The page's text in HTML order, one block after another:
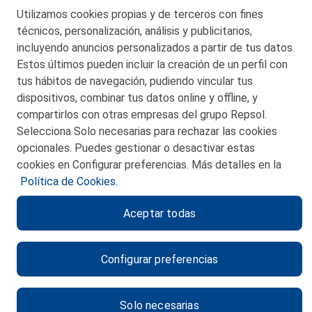
© 2026 Petronor S.A.
CONTACTO
MAPA WEB
POLITICA DE PRIVACIDAD
POLITICA DE COOKIES
CANAL DE ÉTICA
Utilizamos cookies propias y de terceros con fines
técnicos, personalización, análisis y publicitarios,
incluyendo anuncios personalizados a partir de tus datos.
Estos últimos pueden incluir la creación de un perfil con
tus hábitos de navegación, pudiendo vincular tus
dispositivos, combinar tus datos online y offline, y
compartirlos con otras empresas del grupo Repsol.
Selecciona Solo necesarias para rechazar las cookies
opcionales. Puedes gestionar o desactivar estas
cookies en Configurar preferencias. Más detalles en la
Política de Cookies.
Configurar preferencias
Solo necesarias
Aceptar todas